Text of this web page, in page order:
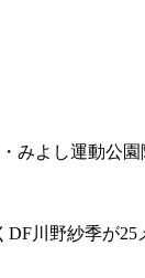
みよし運動公園
川野紗季が